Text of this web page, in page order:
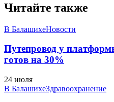
Читайте также
В БалашихеНовости
Путепровод у
готов на 30%
24 июля
В БалашихеЗдравоохранение